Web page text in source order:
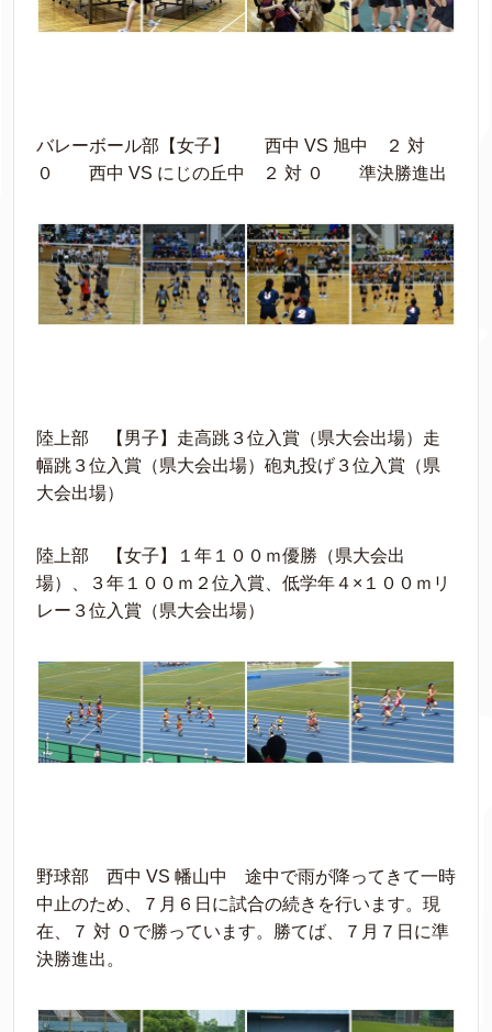
バレーボール部【女子】 西中 VS 旭中 ２ 対
０ 西中 VS にじの丘中 ２ 対 ０ 準決勝進出
陸上部 【男子】走高跳３位入賞（県大会出場）走
幅跳３位入賞（県大会出場）砲丸投げ３位入賞（県
大会出場）
陸上部 【女子】１年１００ｍ優勝（県大会出
場）、３年１００ｍ２位入賞、低学年４×１００ｍリ
レー３位入賞（県大会出場）
野球部 西中 VS 幡山中 途中で雨が降ってきて一時
中止のため、７月６日に試合の続きを行います。現
在、７ 対 ０で勝っています。勝てば、７月７日に準
決勝進出。